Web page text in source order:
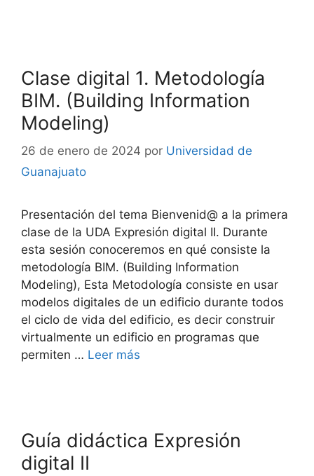
Clase digital 1. Metodología
BIM. (Building Information
Modeling)
26 de enero de 2024 por Universidad de
Guanajuato
Presentación del tema Bienvenid@ a la primera
clase de la UDA Expresión digital II. Durante
esta sesión conoceremos en qué consiste la
metodología BIM. (Building Information
Modeling), Esta Metodología consiste en usar
modelos digitales de un edificio durante todos
el ciclo de vida del edificio, es decir construir
virtualmente un edificio en programas que
permiten … Leer más
Guía didáctica Expresión
digital II